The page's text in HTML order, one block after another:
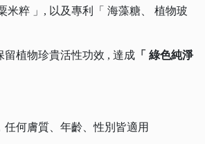
米粹 」, 以及專利「 海藻糖、 植物玻
留植物珍貴活性功效 , 達成 「 綠色純淨
何膚質、年齡、性別皆適用